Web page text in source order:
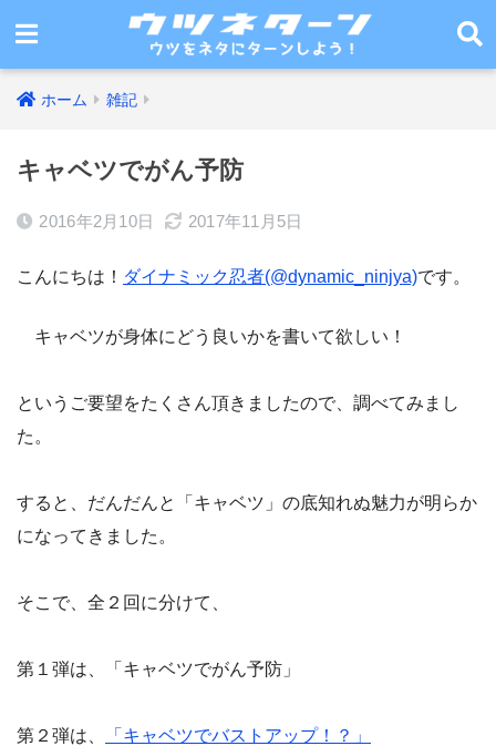
ホーム 雑記
キャベツでがん予防
2016年2月10日 2017年11月5日
こんにちは！ ダイナミック忍者(@dynamic_ninjya)です。
キャベツが身体にどう良いかを書いて欲しい！
というご要望をたくさん頂きましたので、調べてみまし
た。
すると、だんだんと「キャベツ」の底知れぬ魅力が明らか
になってきました。
そこで、全２回に分けて、
第１弾は、「キャベツでがん予防」
第２弾は、 「キャベツでバストアップ！？」